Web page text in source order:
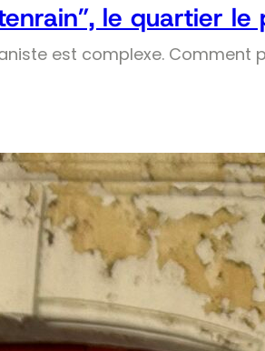
le quartier
est complexe. Comment